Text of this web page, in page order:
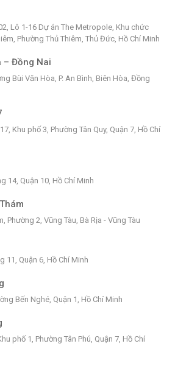
Lô 1-16 Dự án The Metropole, Khu chức
Phường Thủ Thiêm, Thủ Đức, Hồ Chí Minh
– Đồng Nai
Bùi Văn Hòa, P. An Bình, Biên Hòa, Đồng
Khu phố 3, Phường Tân Quy, Quận 7, Hồ Chí
14, Quận 10, Hồ Chí Minh
Phường 2, Vũng Tàu, Bà Rịa - Vũng Tàu
11, Quận 6, Hồ Chí Minh
Bến Nghé, Quận 1, Hồ Chí Minh
phố 1, Phường Tân Phú, Quận 7, Hồ Chí